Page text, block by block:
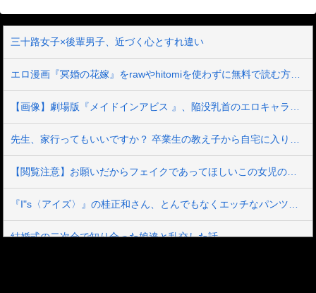
三十路女子×後輩男子、近づく心とすれ違い
結婚式の二次会で知り合った娘達と乱交した話